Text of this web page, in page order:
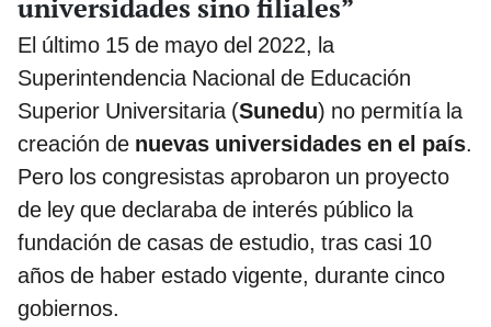
universidades sino filiales”
El último 15 de mayo del 2022, la
Superintendencia Nacional de Educación
Superior Universitaria (Sunedu) no permitía la
creación de nuevas universidades en el país.
Pero los congresistas aprobaron un proyecto
de ley que declaraba de interés público la
fundación de casas de estudio, tras casi 10
años de haber estado vigente, durante cinco
gobiernos.